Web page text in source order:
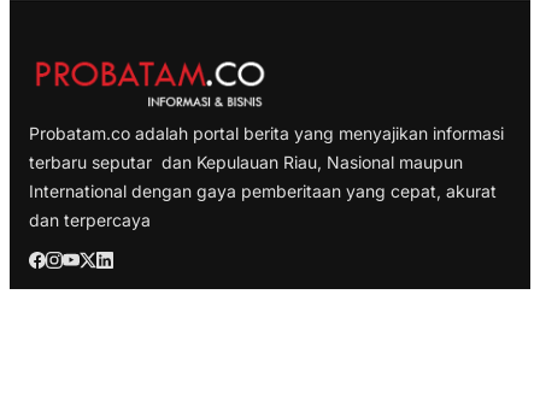
Probatam.co adalah portal berita yang menyajikan informasi
terbaru seputar dan Kepulauan Riau, Nasional maupun
International dengan gaya pemberitaan yang cepat, akurat
dan terpercaya
TELUSURI